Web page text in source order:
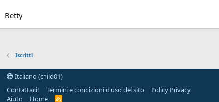
Betty
Iscritti
Italiano (child01)
Contattaci!
Termini e condizioni d'uso del sito
Policy Privacy
Aiuto
Home
R